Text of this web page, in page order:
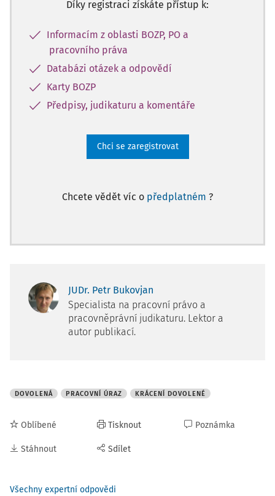
Díky registraci získáte přístup k:
Informacím z oblasti BOZP, PO a
pracovního práva
Databázi otázek a odpovědí
Karty BOZP
Předpisy, judikaturu a komentáře
Chci se zaregistrovat
Chcete vědět víc o předplatném ?
JUDr. Petr Bukovjan
Specialista na pracovní právo a
pracovněprávní judikaturu. Lektor a
autor publikací.
DOVOLENÁ PRACOVNÍ ÚRAZ KRÁCENÍ DOVOLENÉ
Oblíbené
Stáhnout
Tisknout
Sdílet
Poznámka
Všechny expertní odpovědi